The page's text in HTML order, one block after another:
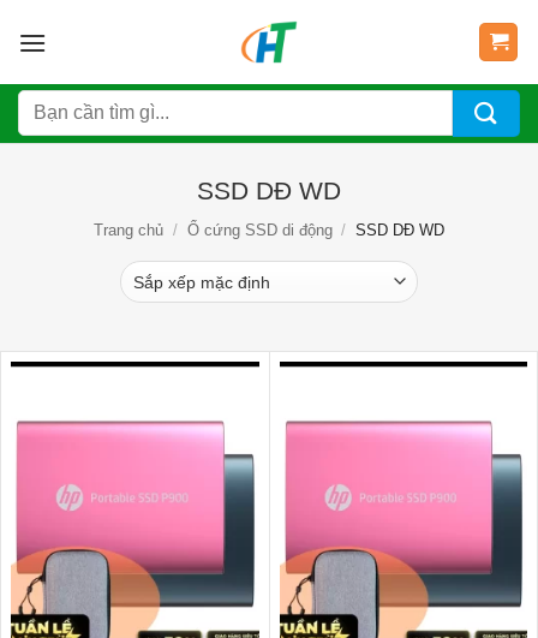
qua
dung
Tìm
kiếm:
SSD DĐ WD
Trang chủ / Ổ cứng SSD di động / SSD DĐ WD